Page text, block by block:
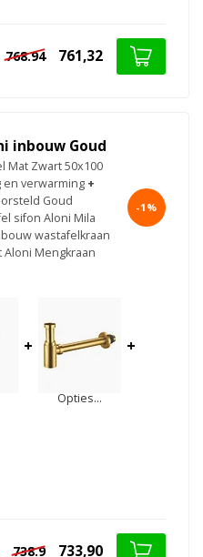
768.94 761,32
inbouw Goud
Mat Zwart 50x100
en verwarming +
Goud
sifon Aloni Mila
wastafelkraan
Aloni Mengkraan
-1%
+
Opties...
+
738.9 733,90